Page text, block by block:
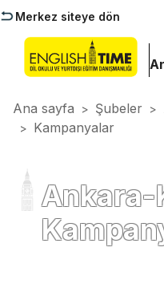
Merkez siteye dön
Ana sayfa > Şubeler >
> Kampanyalar
Ankara-